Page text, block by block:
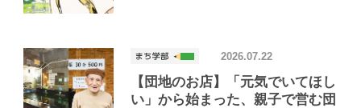
【団地のお店】「元気でいてほし
い」から始まった、親子で営む団
2026.07.22